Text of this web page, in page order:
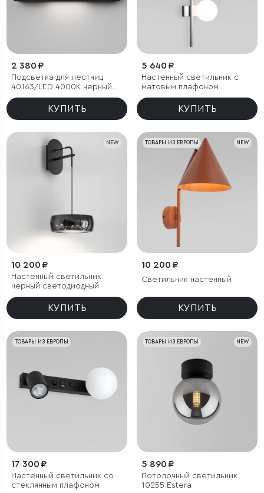
2 380 ₽
Подсветка для лестниц
40163/LED 4000К черный
IP65
КУПИТЬ
5 640 ₽
Настенный светильник с
матовым плафоном
КУПИТЬ
NEW
10 200 ₽
Настенный светильник
черный светодиодный
КУПИТЬ
NEW
ТОВАРЫ ИЗ ЕВРОПЫ
10 200 ₽
Светильник настенный
КУПИТЬ
ТОВАРЫ ИЗ ЕВРОПЫ
17 300 ₽
Настенный светильник со
стеклянным плафоном
NEW
ТОВАРЫ ИЗ ЕВРОПЫ
5 890 ₽
Потолочный светильник
10255 Estera